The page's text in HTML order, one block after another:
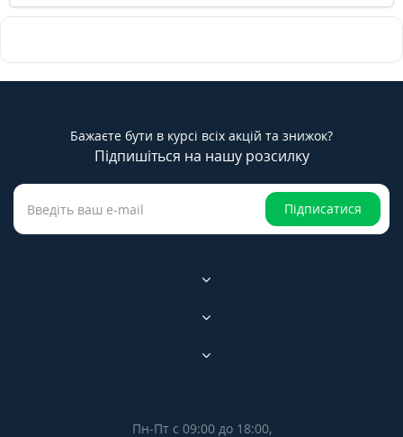
Бажаєте бути в курсі всіх акцій та знижок?
Підпишіться на нашу розсилку
Підписатися
Пн-Пт с 09:00 до 18:00,